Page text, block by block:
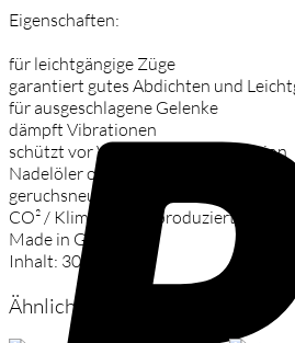
Eigenschaften:
für leichtgängige Züge
garantiert gutes Abdichten und
für ausgeschlagene Gelenke
dämpft Vibrationen
schützt vor Verschleiß und Korrosion
Nadelöler optional
geruchsneutral
CO² / Klimaneutral produziert
Made in Germany
Inhalt: 30 ml
Ähnliche Produkte